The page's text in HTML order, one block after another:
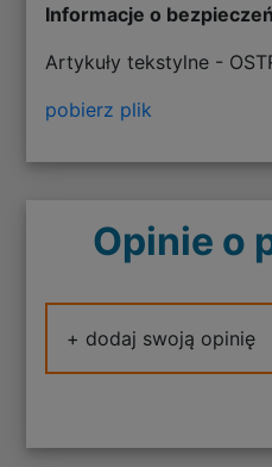
Informacje o
Artykuły tekstylne -
pobierz plik
Opinie o
+ dodaj swoją opinię